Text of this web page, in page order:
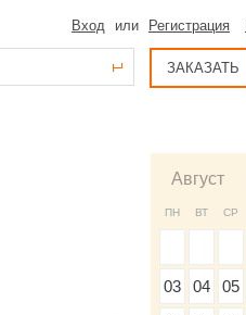
Вход или Регистрация
ЗАКАЗАТЬ
ПН ВТ СР
03 04 05